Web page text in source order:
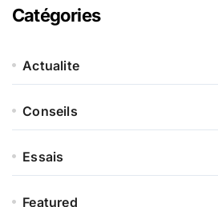
Catégories
Actualite
Conseils
Essais
Featured